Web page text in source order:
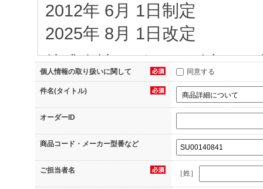
2012年 6月 1日制定
2025年 8月 1日改定
株式会社イグアス（以下、
当社へのお問合せ、（2）
（3）資料のダウンロード
信のお申込み、（5）当サ
録、（6）アンケートへの
へのご応募、（7）その他
個人情報の取り扱いに関して 同意する
件名(タイトル)
オーダーID
商品コード・メーカー型番など
ご担当者名 ［姓］